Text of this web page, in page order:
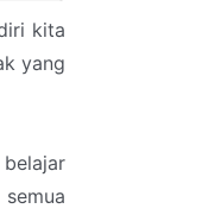
kita
yang